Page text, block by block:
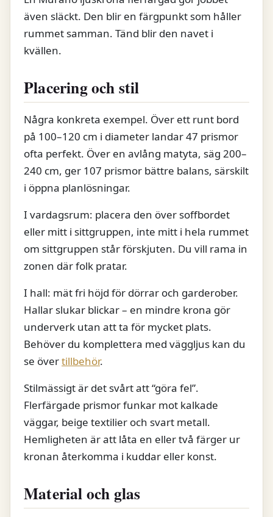
även släckt. Den blir en färgpunkt som håller
rummet samman. Tänd blir den navet i
kvällen.
Placering och stil
Några konkreta exempel. Över ett runt bord
på 100–120 cm i diameter landar 47 prismor
ofta perfekt. Över en avlång matyta, säg 200–
240 cm, ger 107 prismor bättre balans, särskilt
i öppna planlösningar.
I vardagsrum: placera den över soffbordet
eller mitt i sittgruppen, inte mitt i hela rummet
om sittgruppen står förskjuten. Du vill rama in
zonen där folk pratar.
I hall: mät fri höjd för dörrar och garderober.
Hallar slukar blickar – en mindre krona gör
underverk utan att ta för mycket plats.
Behöver du komplettera med väggljus kan du
se övertillbehör.
Stilmässigt är det svårt att “göra fel”.
Flerfärgade prismor funkar mot kalkade
väggar, beige textilier och svart metall.
Hemligheten är att låta en eller två färger ur
kronan återkomma i kuddar eller konst.
Material och glas